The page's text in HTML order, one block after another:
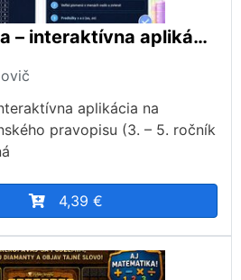
Pravopisná škola – interaktívna aplikácia na precvičovanie slovenského pravopisu (3. – 5. ročník ZŠ)
aplikácia na
pravopisu (3. – 5. ročník
4,39 €